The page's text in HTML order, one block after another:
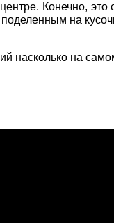
Конечно, это
на
на